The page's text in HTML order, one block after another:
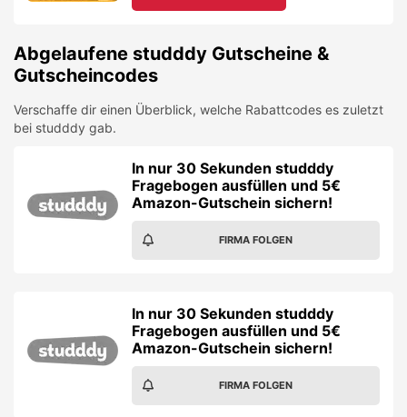
Abgelaufene studddy Gutscheine &
Gutscheincodes
Verschaffe dir einen Überblick, welche Rabattcodes es zuletzt
bei studddy gab.
In nur 30 Sekunden studddy
Fragebogen ausfüllen und 5€
Amazon-Gutschein sichern!
FIRMA FOLGEN
In nur 30 Sekunden studddy
Fragebogen ausfüllen und 5€
Amazon-Gutschein sichern!
FIRMA FOLGEN